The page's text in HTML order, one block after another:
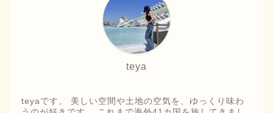
teya
teyaです。 美しい空間や土地の空気を、ゆっくり味わ